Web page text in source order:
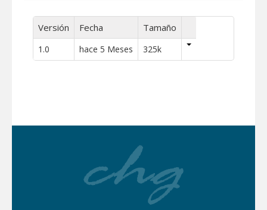
Versión Fecha Tamaño
1.0 hace 5 Meses 325k